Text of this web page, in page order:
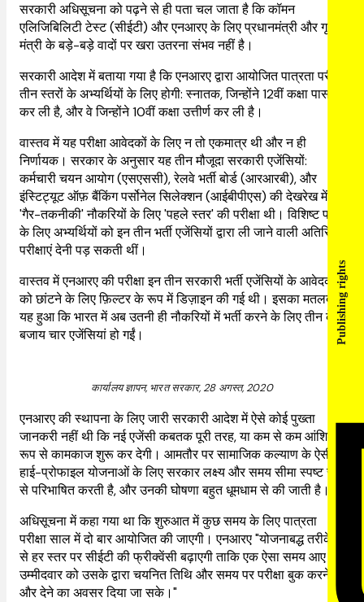
सरकारी अधिसूचना को पढ़ने से ही पता चल जाता है कि कॉमन
एलिजिबिलिटी टेस्ट (सीईटी) और एनआरए के लिए प्रधानमंत्री और गृह
मंत्री के बड़े-बड़े वादों पर खरा उतरना संभव नहीं है।
सरकारी आदेश में बताया गया है कि एनआरए द्वारा आयोजित पात्रता परीक्षा
तीन स्तरों के अभ्यर्थियों के लिए होगी: स्नातक, जिन्होंने 12वीं कक्षा पास
कर ली है, और वे जिन्होंने 10वीं कक्षा उत्तीर्ण कर ली है।
वास्तव में यह परीक्षा आवेदकों के लिए न तो एकमात्र थी और न ही
निर्णायक। सरकार के अनुसार यह तीन मौजूदा सरकारी एजेंसियों:
कर्मचारी चयन आयोग (एसएससी), रेलवे भर्ती बोर्ड (आरआरबी), और
इंस्टिट्यूट ऑफ़ बैंकिंग पर्सोनेल सिलेक्शन (आईबीपीएस) की देखरेख में
'गैर-तकनीकी' नौकरियों के लिए 'पहले स्तर' की परीक्षा थी। विशिष्ट पदों
के लिए अभ्यर्थियों को इन तीन भर्ती एजेंसियों द्वारा ली जाने वाली अतिरिक्त
परीक्षाएं देनी पड़ सकती थीं।
वास्तव में एनआरए की परीक्षा इन तीन सरकारी भर्ती एजेंसियों के आवेदकों
को छांटने के लिए फ़िल्टर के रूप में डिज़ाइन की गई थी। इसका मतलब
यह हुआ कि भारत में अब उतनी ही नौकरियों में भर्ती करने के लिए तीन के
बजाय चार एजेंसियां हो गईं।
कार्यालय ज्ञापन, भारत सरकार, 28 अगस्त, 2020
एनआरए की स्थापना के लिए जारी सरकारी आदेश में ऐसे कोई पुख्ता
जानकरी नहीं थी कि नई एजेंसी कबतक पूरी तरह, या कम से कम आंशिक
रूप से कामकाज शुरू कर देगी। आमतौर पर सामाजिक कल्याण के ऐसी
हाई-प्रोफाइल योजनाओं के लिए सरकार लक्ष्य और समय सीमा स्पष्ट रूप
से परिभाषित करती है, और उनकी घोषणा बहुत धूमधाम से की जाती है।
अधिसूचना में कहा गया था कि शुरुआत में कुछ समय के लिए पात्रता
परीक्षा साल में दो बार आयोजित की जाएगी। एनआरए "योजनाबद्ध तरीके
से हर स्तर पर सीईटी की फ्रीक्वेंसी बढ़ाएगी ताकि एक ऐसा समय आए जब
उम्मीदवार को उसके द्वारा चयनित तिथि और समय पर परीक्षा बुक करने
और देने का अवसर दिया जा सके।"
Publishing rights